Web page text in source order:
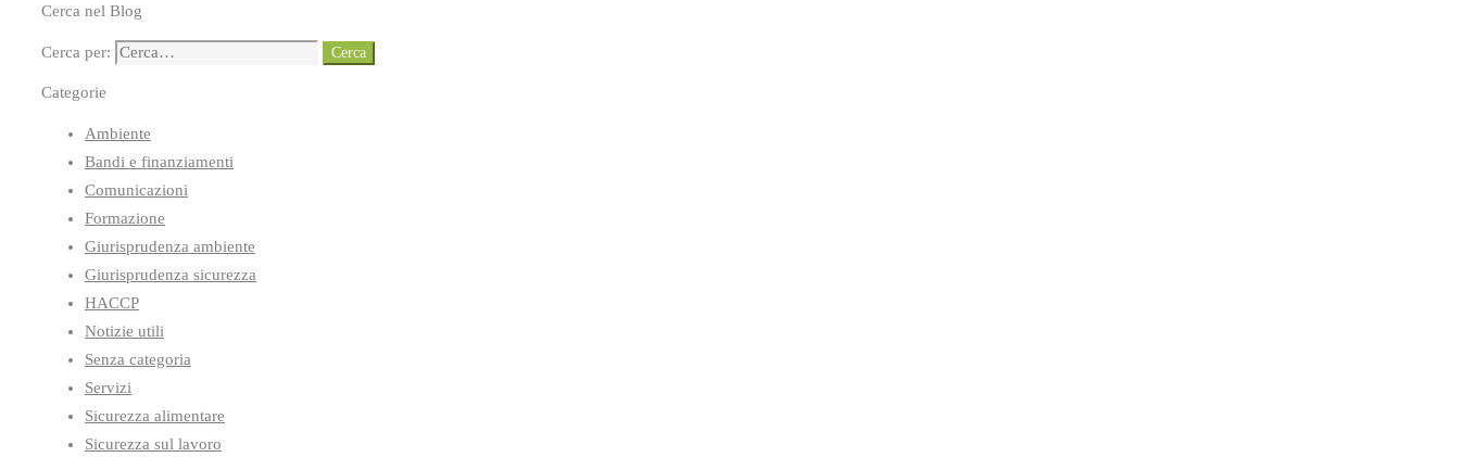
Cerca nel Blog
Cerca per: Cerca
Categorie
Ambiente
Bandi e finanziamenti
Comunicazioni
Formazione
Giurisprudenza ambiente
Giurisprudenza sicurezza
HACCP
Notizie utili
Senza categoria
Servizi
Sicurezza alimentare
Sicurezza sul lavoro